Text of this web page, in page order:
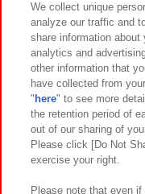
イベント・キャンペ
関連会社 サ
プライバシーポリシー
お取引先さまと
カスタマーハラスメント対
We collect unique
analyze our traffic and
share information
analytics and
other information that
have collected from
" here" to see more
the retention period of
out of our sharing of
Please click [Do Not
exercise your right.
Please note that even